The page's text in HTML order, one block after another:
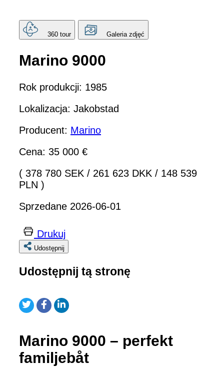
360 tour Galeria zdjęć
Marino 9000
Rok produkcji: 1985
Lokalizacja: Jakobstad
Producent: Marino
Cena: 35 000 €
( 378 780 SEK / 261 623 DKK / 148 539
PLN )
Sprzedane 2026-06-01
Drukuj
Udostępnij
Udostępnij tą stronę
Marino 9000 – perfekt
familjebåt